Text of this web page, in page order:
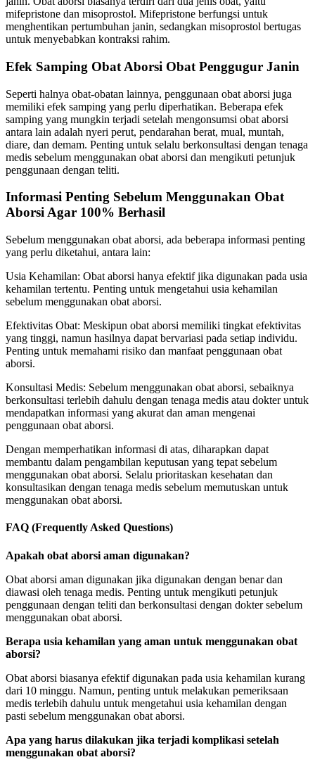
mifepristone dan misoprostol. Mifepristone berfungsi untuk
menghentikan pertumbuhan janin, sedangkan misoprostol bertugas
untuk menyebabkan kontraksi rahim.
Efek Samping Obat Aborsi Obat Penggugur Janin
Seperti halnya obat-obatan lainnya, penggunaan obat aborsi juga
memiliki efek samping yang perlu diperhatikan. Beberapa efek
samping yang mungkin terjadi setelah mengonsumsi obat aborsi
antara lain adalah nyeri perut, pendarahan berat, mual, muntah,
diare, dan demam. Penting untuk selalu berkonsultasi dengan tenaga
medis sebelum menggunakan obat aborsi dan mengikuti petunjuk
penggunaan dengan teliti.
Informasi Penting Sebelum Menggunakan Obat
Aborsi Agar 100% Berhasil
Sebelum menggunakan obat aborsi, ada beberapa informasi penting
yang perlu diketahui, antara lain:
Usia Kehamilan: Obat aborsi hanya efektif jika digunakan pada usia
kehamilan tertentu. Penting untuk mengetahui usia kehamilan
sebelum menggunakan obat aborsi.
Efektivitas Obat: Meskipun obat aborsi memiliki tingkat efektivitas
yang tinggi, namun hasilnya dapat bervariasi pada setiap individu.
Penting untuk memahami risiko dan manfaat penggunaan obat
aborsi.
Konsultasi Medis: Sebelum menggunakan obat aborsi, sebaiknya
berkonsultasi terlebih dahulu dengan tenaga medis atau dokter untuk
mendapatkan informasi yang akurat dan aman mengenai
penggunaan obat aborsi.
Dengan memperhatikan informasi di atas, diharapkan dapat
membantu dalam pengambilan keputusan yang tepat sebelum
menggunakan obat aborsi. Selalu prioritaskan kesehatan dan
konsultasikan dengan tenaga medis sebelum memutuskan untuk
menggunakan obat aborsi.
FAQ (Frequently Asked Questions)
Apakah obat aborsi aman digunakan?
Obat aborsi aman digunakan jika digunakan dengan benar dan
diawasi oleh tenaga medis. Penting untuk mengikuti petunjuk
penggunaan dengan teliti dan berkonsultasi dengan dokter sebelum
menggunakan obat aborsi.
Berapa usia kehamilan yang aman untuk menggunakan obat
aborsi?
Obat aborsi biasanya efektif digunakan pada usia kehamilan kurang
dari 10 minggu. Namun, penting untuk melakukan pemeriksaan
medis terlebih dahulu untuk mengetahui usia kehamilan dengan
pasti sebelum menggunakan obat aborsi.
Apa yang harus dilakukan jika terjadi komplikasi setelah
menggunakan obat aborsi?